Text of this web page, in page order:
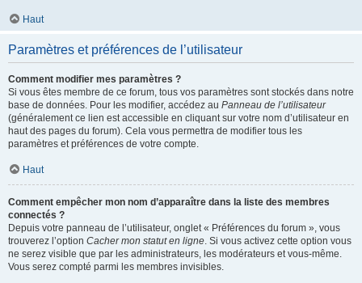
Haut
Paramètres et préférences de l’utilisateur
Comment modifier mes paramètres ?
Si vous êtes membre de ce forum, tous vos paramètres sont stockés dans notre
base de données. Pour les modifier, accédez au Panneau de l’utilisateur
(généralement ce lien est accessible en cliquant sur votre nom d’utilisateur en
haut des pages du forum). Cela vous permettra de modifier tous les
paramètres et préférences de votre compte.
Haut
Comment empêcher mon nom d’apparaître dans la liste des membres
connectés ?
Depuis votre panneau de l’utilisateur, onglet « Préférences du forum », vous
trouverez l’option Cacher mon statut en ligne. Si vous activez cette option vous
ne serez visible que par les administrateurs, les modérateurs et vous-même.
Vous serez compté parmi les membres invisibles.